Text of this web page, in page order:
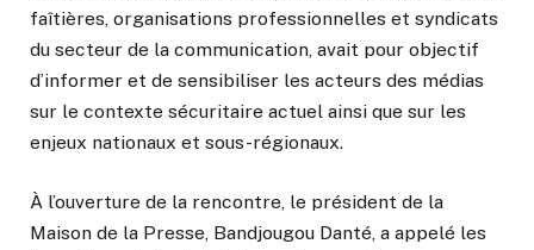
faîtières, organisations professionnelles et syndicats
du secteur de la communication, avait pour objectif
d’informer et de sensibiliser les acteurs des médias
sur le contexte sécuritaire actuel ainsi que sur les
enjeux nationaux et sous-régionaux.
À l’ouverture de la rencontre, le président de la
Maison de la Presse, Bandjougou Danté, a appelé les